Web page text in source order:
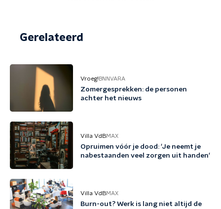
Gerelateerd
Vroeg! BNNVARA
Zomergesprekken: de personen
achter het nieuws
Villa VdBMAX
Opruimen vóór je dood: 'Je neemt je
nabestaanden veel zorgen uit handen'
Villa VdBMAX
Burn-out? Werk is lang niet altijd de